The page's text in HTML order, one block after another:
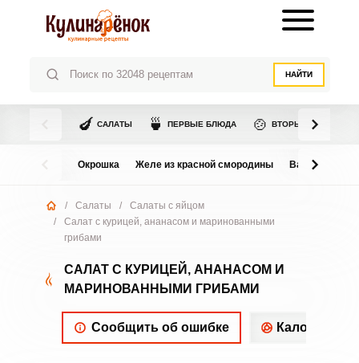
НАЙТИ
🍆 САЛАТЫ 🍵 ПЕРВЫЕ БЛЮДА 🍲 ВТОРЫЕ БЛЮДА
Окрошка Желе из красной смородины Варенье из
/ Салаты /
Салаты с яйцом
/
Салат с курицей, ананасом и маринованными
грибами
САЛАТ С КУРИЦЕЙ, АНАНАСОМ И
МАРИНОВАННЫМИ ГРИБАМИ
Сообщить об ошибке